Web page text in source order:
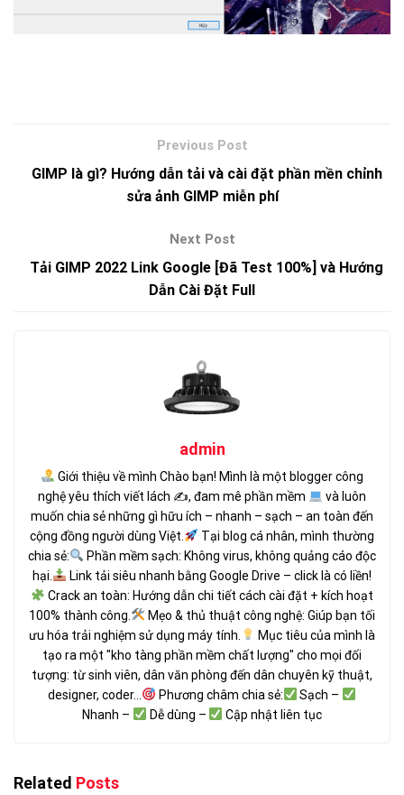
GIMP là gì? Hướng dẫn tải và cài đặt phần mền chỉnh
sửa ảnh GIMP miễn phí
Tải GIMP 2022 Link Google [Đã Test 100%] và Hướng
Dẫn Cài Đặt Full
admin
Giới thiệu về mình Chào bạn! Mình là một blogger công
nghệ yêu thích viết lách ✍, đam mê phần mềm
và luôn
muốn chia sẻ những gì hữu ích – nhanh – sạch – an toàn đến
cộng đồng người dùng Việt.
Tại blog cá nhân, mình thường
chia sẻ:
Phần mềm sạch: Không virus, không quảng cáo độc
hại.
Link tải siêu nhanh bằng Google Drive – click là có liền!
Crack an toàn: Hướng dẫn chi tiết cách cài đặt + kích hoạt
100% thành công.
Mẹo & thủ thuật công nghệ: Giúp bạn tối
ưu hóa trải nghiệm sử dụng máy tính.
Mục tiêu của mình là
tạo ra một "kho tàng phần mềm chất lượng" cho mọi đối
tượng: từ sinh viên, dân văn phòng đến dân chuyên kỹ thuật,
designer, coder...
Phương châm chia sẻ:
Sạch –
Nhanh –
Dễ dùng – Cập nhật liên tục
Related Posts